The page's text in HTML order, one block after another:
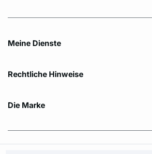
Meine Dienste
Rechtliche Hinweise
Die Marke